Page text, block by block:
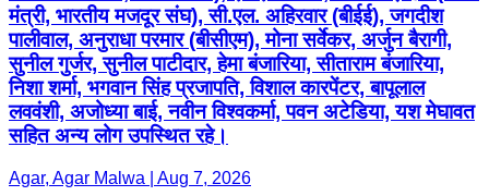
मंत्री, भारतीय मजदूर संघ), सी.एल. अहिरवार (बीईई), जगदीश
पालीवाल, अनुराधा परमार (बीसीएम), मोना सर्वेकर, अर्जुन बैरागी,
सुनील गुर्जर, सुनील पाटीदार, हेमा बंजारिया, सीताराम बंजारिया,
निशा शर्मा, भगवान सिंह प्रजापति, विशाल कारपेंटर, बापूलाल
लववंशी, अजोध्या बाई, नवीन विश्वकर्मा, पवन अटेडिया, यश मेघावत
सहित अन्य लोग उपस्थित रहे।
Agar, Agar Malwa | Aug 7, 2026